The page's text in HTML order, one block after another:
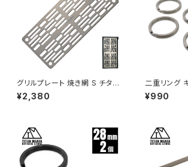
グリルプレート 焼き網 S チタン
製 超軽量 極軽 角型 頑丈 25c
m 鉄板 プレート キャンプ ソロ
¥2,380
二重リング
18mm×5個
に強い 二重
¥990